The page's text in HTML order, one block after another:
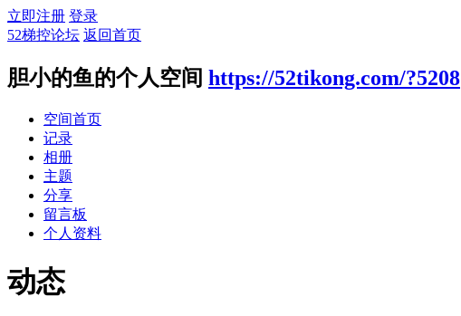
立即注册 登录
52梯控论坛 返回首页
胆小的鱼的个人空间 https://52tikong.com/?5208
空间首页
记录
相册
主题
分享
留言板
个人资料
动态